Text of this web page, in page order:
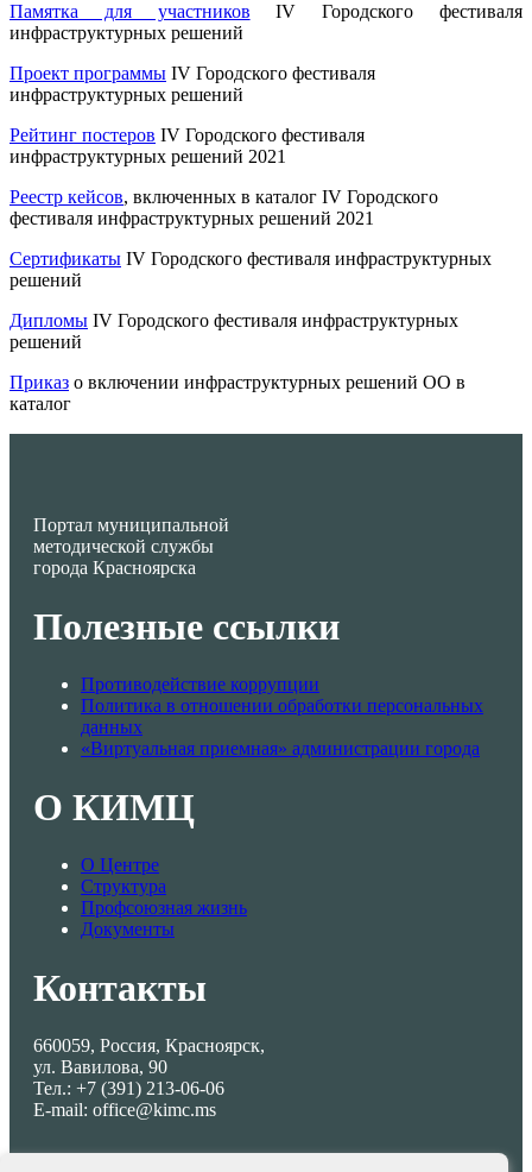
Памятка для участников IV Городского фестиваля
инфраструктурных решений
Проект программы IV Городского фестиваля
инфраструктурных решений
Рейтинг постеров IV Городского фестиваля
инфраструктурных решений 2021
Реестр кейсов, включенных в каталог IV Городского
фестиваля инфраструктурных решений 2021
Сертификаты IV Городского фестиваля инфраструктурных
решений
Дипломы IV Городского фестиваля инфраструктурных
решений
Приказ о включении инфраструктурных решений ОО в
каталог
Портал муниципальной
методической службы
города Красноярска
Полезные ссылки
Противодействие коррупции
Политика в отношении обработки персональных
данных
«Виртуальная приемная» администрации города
О КИМЦ
О Центре
Структура
Профсоюзная жизнь
Документы
Контакты
660059, Россия, Красноярск,
ул. Вавилова, 90
Тел.: +7 (391) 213-06-06
E-mail: office@kimc.ms